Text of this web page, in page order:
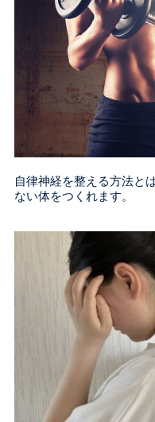
自律神経を整える方法と
ない体をつくれます。